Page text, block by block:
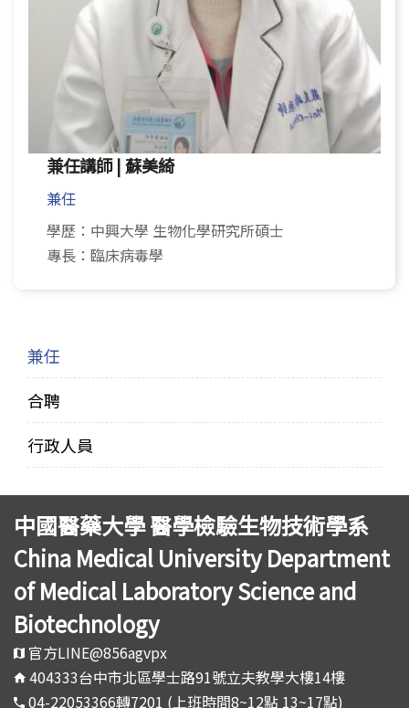
兼任講師 | 蘇美綺
兼任
學歷：中興大學 生物化學研究所碩士
專長：臨床病毒學
兼任
合聘
行政人員
中國醫藥大學 醫學檢驗生物技術學系
China Medical University Department
of Medical Laboratory Science and
Biotechnology
官方LINE@856agvpx
404333台中市北區學士路91號立夫教學大樓14樓
04-22053366轉7201 (上班時間8~12點 13~17點)